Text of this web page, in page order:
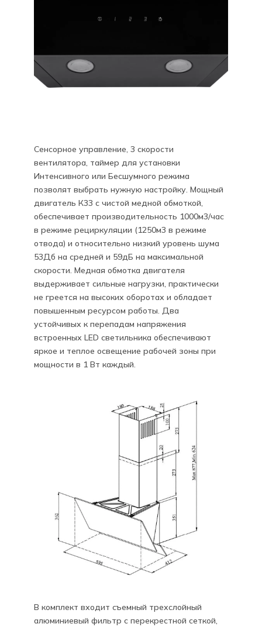
Сенсорное управление, 3 скорости
вентилятора, таймер для установки
Интенсивного или Бесшумного режима
позволят выбрать нужную настройку. Мощный
двигатель К33 с чистой медной обмоткой,
обеспечивает производительность 1000м3/час
в режиме рециркуляции (1250м3 в режиме
отвода) и относительно низкий уровень шума
53Дб на средней и 59дБ на максимальной
скорости. Медная обмотка двигателя
выдерживает сильные нагрузки, практически
не греется на высоких оборотах и обладает
повышенным ресурсом работы. Два
устойчивых к перепадам напряжения
встроенных LED светильника обеспечивают
яркое и теплое освещение рабочей зоны при
мощности в 1 Вт каждый.
В комплект входит съемный трехслойный
алюминиевый фильтр с перекрестной сеткой,